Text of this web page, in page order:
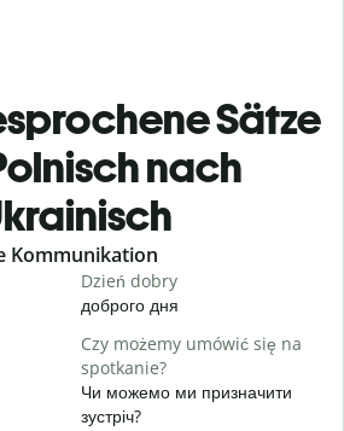
Sätze
nach
Kommunikation
Dzień dobry
доброго дня
Czy możemy umówić się na
spotkanie?
Чи можемо ми призначити
зустріч?